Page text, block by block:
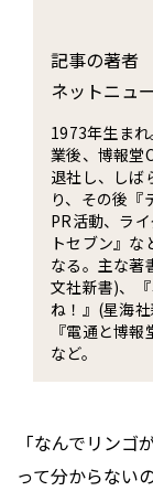
記事の著者
ネットニュ
1973年生ま
業後、博報堂
退社し、しば
り、その後『
PR活動、ラ
トセブン』
なる。主な著
文社新書)、
ね！』(星海
『電通と博
など。
「なんでリン
って分からない